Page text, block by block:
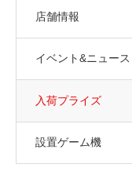
店舗情報
イベント&ニュース
入荷プライズ
設置ゲーム機